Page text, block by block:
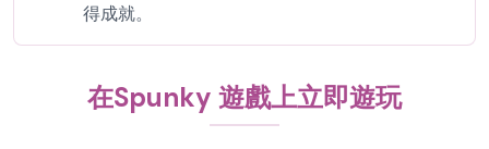
得成就。
在Spunky 遊戲上立即遊玩